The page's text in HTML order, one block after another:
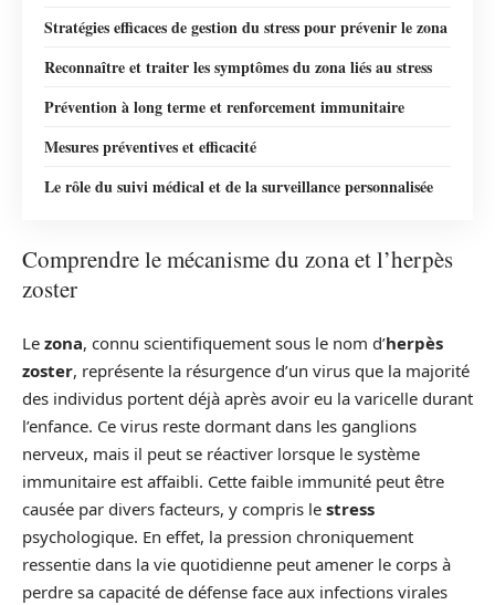
Stratégies efficaces de gestion du stress pour prévenir le zona
Reconnaître et traiter les symptômes du zona liés au stress
Prévention à long terme et renforcement immunitaire
Mesures préventives et efficacité
Le rôle du suivi médical et de la surveillance personnalisée
Comprendre le mécanisme du zona et l’herpès
zoster
Le zona, connu scientifiquement sous le nom d’herpès
zoster, représente la résurgence d’un virus que la majorité
des individus portent déjà après avoir eu la varicelle durant
l’enfance. Ce virus reste dormant dans les ganglions
nerveux, mais il peut se réactiver lorsque le système
immunitaire est affaibli. Cette faible immunité peut être
causée par divers facteurs, y compris le stress
psychologique. En effet, la pression chroniquement
ressentie dans la vie quotidienne peut amener le corps à
perdre sa capacité de défense face aux infections virales